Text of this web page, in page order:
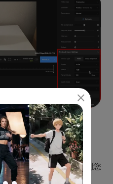
「導出」並將影片保存到您